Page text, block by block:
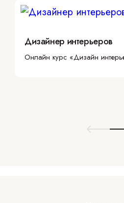
Дизайнер интерьеров
Онлайн курс «Дизайн